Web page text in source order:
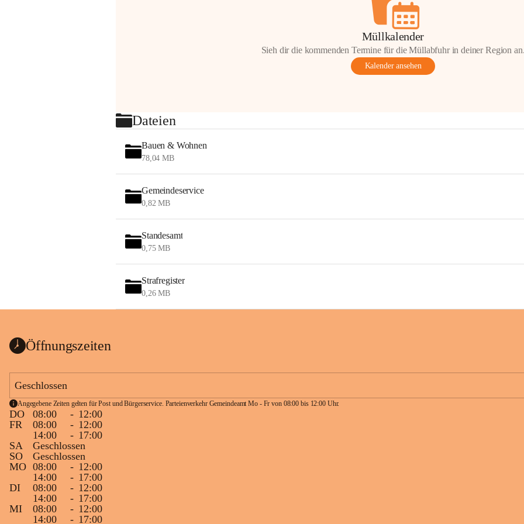
Müllkalender
Sieh dir die kommenden Termine für die Müllabfuhr in deiner Region
Kalender ansehen
Dateien
Bauen & Wohnen
78,04 MB
Gemeindeservice
0,82 MB
Standesamt
0,75 MB
Strafregister
0,26 MB
Öffnungszeiten
Geschlossen
Angegebene Zeiten gelten für Post und Bürgerservice. Parteienverkehr Gemeindeamt Mo - Fr von 08:00 bis 12:00 Uhr.
DO 08:00 - 12:00
FR
08:00 - 12:00
14:00
- 17:00
SA
Geschlossen
SO
Geschlossen
MO 08:00 - 12:00
14:00
- 17:00
DI
08:00 - 12:00
14:00
- 17:00
MI
08:00 - 12:00
14:00
- 17:00